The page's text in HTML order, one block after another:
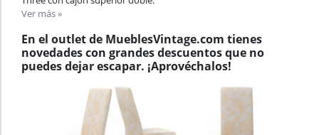
Ver más »
En el outlet de MueblesVintage.com tienes
novedades con grandes descuentos que no
puedes dejar escapar. ¡Aprovéchalos!